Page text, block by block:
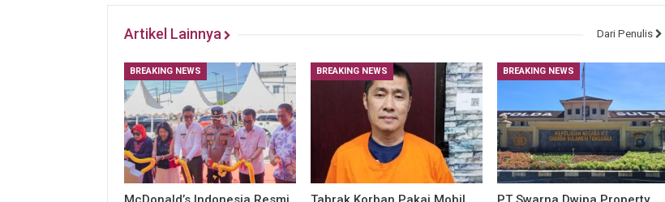
Artikel Lainnya Dari Penulis
BREAKING NEWS BREAKING NEWS BREAKING NEWS